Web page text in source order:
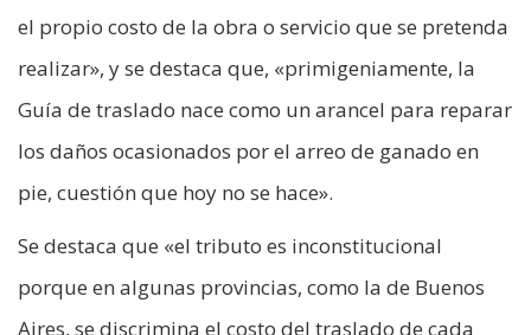
el propio costo de la obra o servicio que se pretenda
realizar», y se destaca que, «primigeniamente, la
Guía de traslado nace como un arancel para reparar
los daños ocasionados por el arreo de ganado en
pie, cuestión que hoy no se hace».
Se destaca que «el tributo es inconstitucional
porque en algunas provincias, como la de Buenos
Aires, se discrimina el costo del traslado de cada